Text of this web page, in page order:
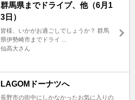
群馬県までドライブ、他（6月1
3日）
皆様、いかがお過ごしでしょうか？ 群馬
県伊勢崎市までドライ ...
仙高大さん
LAGOMドーナツへ
長野市の街中にしかなかったお気に入りの